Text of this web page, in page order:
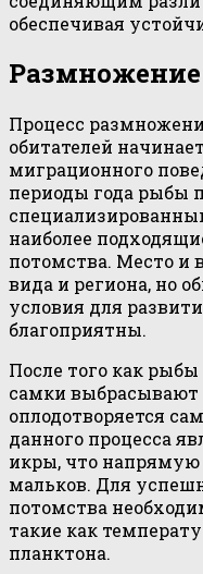
обеспечивая
Процесс
обитателей
миграционного
периоды года рыбы
наиболее
потомства. Место и
вида и региона, но
условия для
благоприятны.
После того как
самки выбрасывают
оплодотворяется
данного процесса
икры, что
мальков. Для
потомства
такие как
планктона.